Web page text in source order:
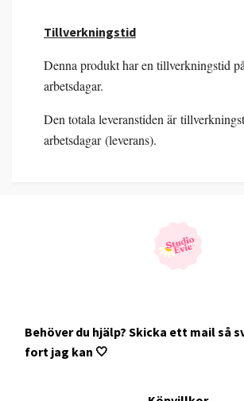
Tillverkningstid
Denna produkt har en tillverkningstid
arbetsdagar.
Den totala leveranstiden är
arbetsdagar (leverans).
Behöver du hjälp? Skicka ett mail så
fort jag kan 🤍